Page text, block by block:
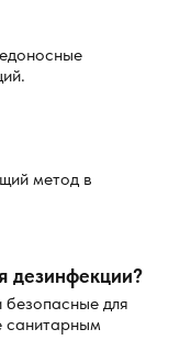
метод в
дезинфекции?
для
санитарным